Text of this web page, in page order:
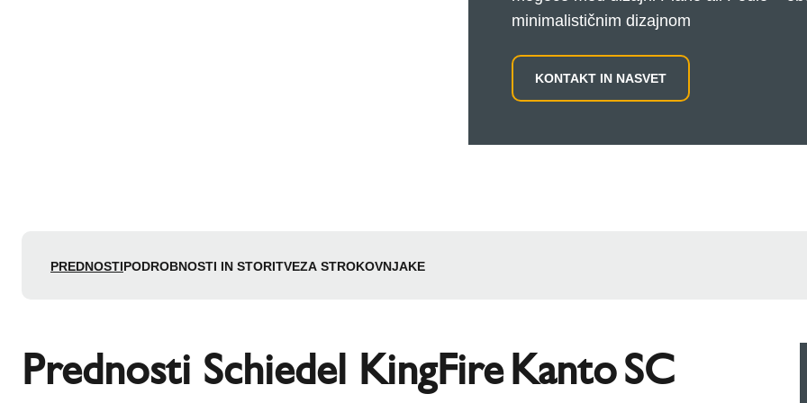
minimalističnim dizajnom
KONTAKT IN NASVET
PREDNOSTIPODROBNOSTI IN STORITVEZA STROKOVNJAKE
Prednosti Schiedel KingFire Kanto SC